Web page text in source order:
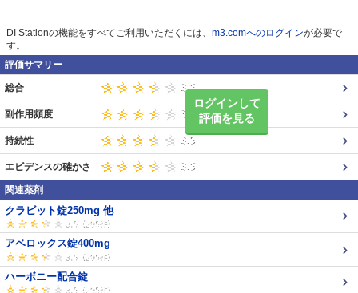
DI Stationの機能をすべてご利用いただくには、 m3.comへのログインが必要で
す。
評価サマリー
ログインして
評価を見る
総合
副作用頻度
持続性
エビデンスの確かさ
関連薬剤
クラビット錠250mg 他
アベロックス錠400mg
ハーボニー配合錠